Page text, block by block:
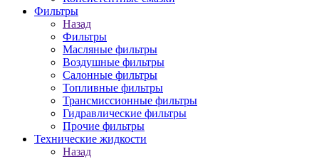
Фильтры
Назад
Фильтры
Масляные фильтры
Воздушные фильтры
Салонные фильтры
Топливные фильтры
Трансмиссионные фильтры
Гидравлические фильтры
Прочие фильтры
Технические жидкости
Назад